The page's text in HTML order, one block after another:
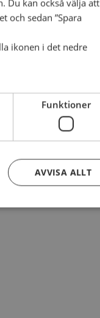
Du kan också välja att
och sedan ”Spara
ikonen i det nedre
Funktioner
AVVISA ALLT